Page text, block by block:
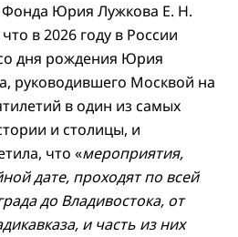
Фонда Юрия Лужкова Е. Н.
в 2026 году в России
дня рождения Юрия
руководившего Москвой на
в один из самых
и столицы, и
что «мероприятия,
дате, проходят по всей
до Владивостока, от
и часть из них